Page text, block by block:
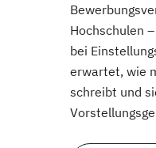
Hochschulen
bei
erwartet, wie
schreibt und